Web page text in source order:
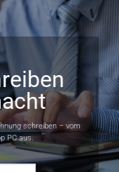
schreiben – vom
PC aus.